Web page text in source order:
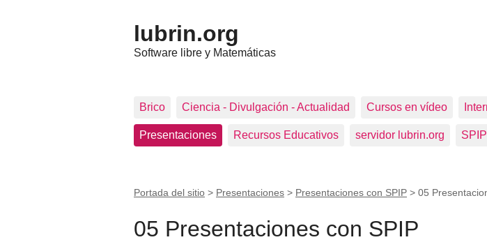
lubrin.org
Software libre y Matemáticas
Brico Ciencia - Divulgación - Actualidad Cursos en vídeo
Presentaciones Recursos Educativos servidor lubrin.org SPIP
Portada del sitio > Presentaciones > Presentaciones con SPIP > 05
05 Presentaciones con SPIP